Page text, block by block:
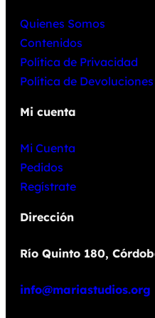
Quienes Somos
Contenidos
Política de Privacidad
Política de Devoluciones
Mi cuenta
Mi Cuenta
Pedidos
Regístrate
Dirección
Río Quinto 180,
info@mariastudios.org